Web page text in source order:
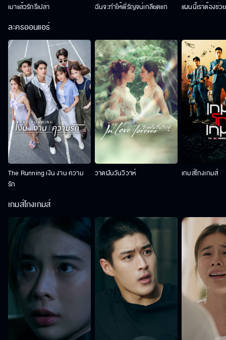
เมาแล้วรักรึเปล่า ฉันจะทำให้พี่รัญจน์เกลียดแก แผนนี้เราต้องช่ว
ละครออนแอร์
The Running เงิน งาน ความ
รัก
วาดฝันวันวิวาห์ เกมส์โกงเกมส์
เกมส์โกงเกมส์